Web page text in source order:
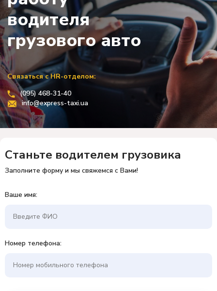
водителя
грузового авто
Связаться с HR-отделом:
(095) 468-31-40
info@express-taxi.ua
Станьте водителем грузовика
Заполните форму и мы свяжемся с Вами!
Ваше имя:
Номер телефона: